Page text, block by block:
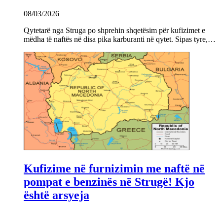
08/03/2026
Qytetarë nga Struga po shprehin shqetësim për kufizimet e
mëdha të naftës në disa pika karburanti në qytet. Sipas tyre,…
Kufizime në furnizimin me naftë në
pompat e benzinës në Strugë! Kjo
është arsyeja